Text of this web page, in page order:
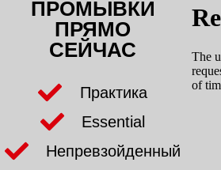
ПРОМЫВКИ
ПРЯМО
СЕЙЧАС
Практика
Essential
Непревзойденный